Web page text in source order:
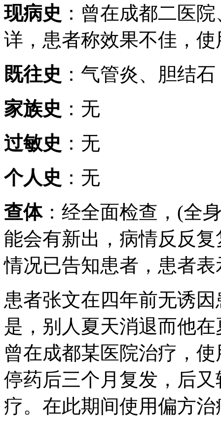
现病史 ：曾在成都二医
详，患者称效果不佳，
既往史 ：气管炎、胆结石
家族史 ：无
过敏史 ：无
个人史 ：无
查体：经全面检查，(全
能会有新出，病情反反
情况已告知患者，患者
患者张文在四年前无诱
是，别人夏天消退而他
曾在成都某医院治疗，
停药后三个月复发，后
疗。在此期间使用偏方